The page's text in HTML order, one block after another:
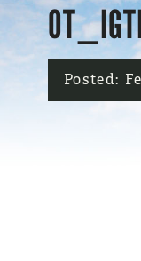
Posted: